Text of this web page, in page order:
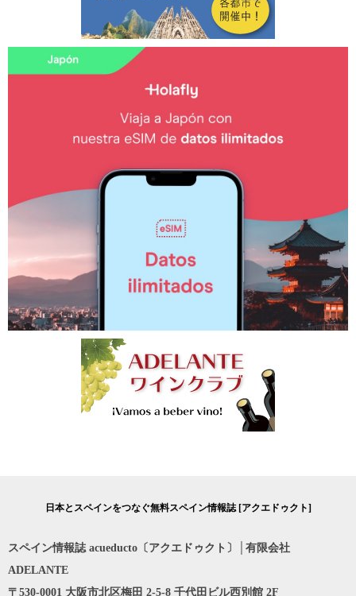
日本とスペインをつなぐ無料スペイン情報誌 [アクエドゥクト]
スペイン情報誌 acueducto〔アクエドゥクト〕│有限会社
ADELANTE
〒530-0001 大阪市北区梅田 2-5-8 千代田ビル西別館 2F